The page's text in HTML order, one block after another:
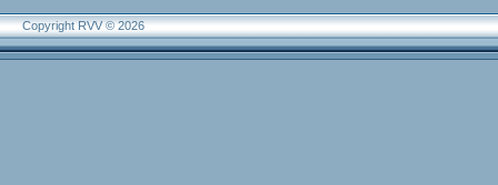
Copyright RVV © 2026